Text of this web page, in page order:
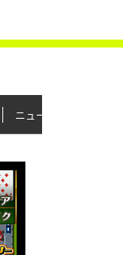
ニュース＆トピックス